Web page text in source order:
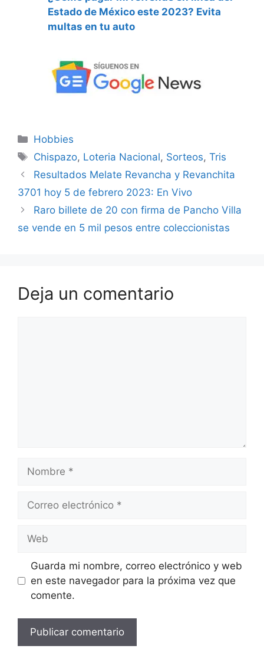
Estado de México este 2023? Evita
multas en tu auto
Categorías
Hobbies
Etiquetas
Chispazo, Loteria Nacional, Sorteos,Tris
Resultados Melate Revancha y Revanchita
3701 hoy 5 de febrero 2023: En Vivo
Raro billete de 20 con firma de Pancho Villa
se vende en 5 mil pesos entre coleccionistas
Deja un comentario
Nombre
Correo
Web
Guarda mi nombre, correo electrónico y web
en este navegador para la próxima vez que
comente.